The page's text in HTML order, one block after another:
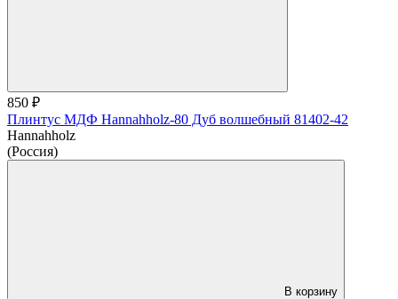
850 ₽
Плинтус МДФ Hannahholz-80 Дуб волшебный 81402-42
Hannahholz
(Россия)
В корзину